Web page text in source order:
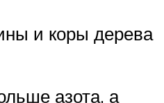
и коры дерева
азота, а